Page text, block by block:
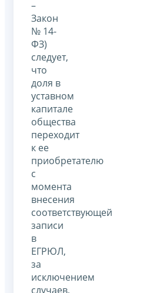
–
Закон
№ 14-
ФЗ)
следует,
что
доля в
уставном
капитале
общества
переходит
к ее
приобретателю
с
момента
внесения
соответствующей
записи
в
ЕГРЮЛ,
за
исключением
случаев,